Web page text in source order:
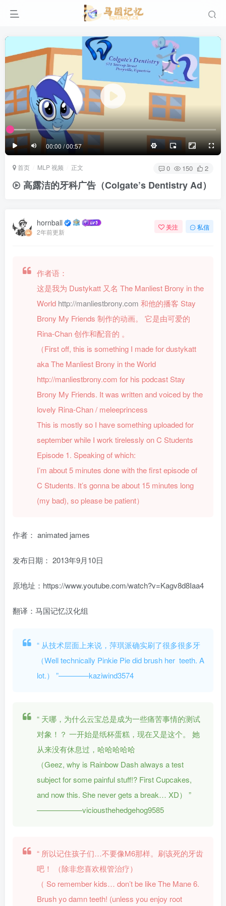
00:00 / 00:57
滚动 顶部底部
防止弹幕重叠
同步视频速度
100%
1/4 半屏 满屏
25px
极慢 适中 极快
适中
滚动顶部底部
发送
首页 MLP 视频 正文 0 150 2
高露洁的牙科广告（Colgate’s Dentistry Ad）
hornball
2年前更新
关注 私信
作者语：
这是我为 Dustykatt 又名 The Manliest Brony in the
World http://manliestbrony.com 和他的播客 Stay
Brony My Friends 制作的动画。 它是由可爱的
Rina-Chan 创作和配音的 。
（First off, this is something I made for dustykatt
aka The Manliest Brony in the World
http://manliestbrony.com for his podcast Stay
Brony My Friends. It was written and voiced by the
lovely Rina-Chan / meleeprincess
This is mostly so I have something uploaded for
september while I work tirelessly on C Students
Episode 1. Speaking of which:
I’m about 5 minutes done with the first episode of
C Students. It’s gonna be about 15 minutes long
(my bad), so please be patient）
作者： animated james
发布日期： 2013年9月10日
原地址：https://www.youtube.com/watch?v=Kagv8d8Iaa4
翻译：马国记忆汉化组
“ 从技术层面上来说，萍琪派确实刷了很多很多牙
（Well technically Pinkie Pie did brush her teeth. A
lot.） ”————kaziwind3574
“ 天哪，为什么云宝总是成为一些痛苦事情的测试
对象！？ 一开始是纸杯蛋糕，现在又是这个。 她
从来没有休息过，哈哈哈哈哈
（Geez, why is Rainbow Dash always a test
subject for some painful stuff!? First Cupcakes,
and now this. She never gets a break… XD） ”
——————viciousthehedgehog9585
“ 所以记住孩子们…不要像M6那样。刷该死的牙齿
吧！ （除非您喜欢根管治疗）
（ So remember kids… don’t be like The Mane 6.
Brush yo damn teeth! (unless you enjoy root